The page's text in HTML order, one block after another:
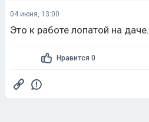
04 июня, 13:00
Это к работе лопатой на даче.
Нравится 0